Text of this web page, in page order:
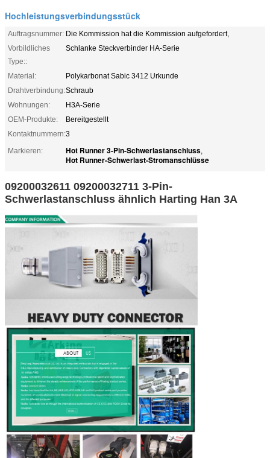
Hochleistungsverbindungsstück
Auftragsnummer: Die Kommission hat die Kommission aufgefordert,
Vorbildliches
Type::
Schlanke Steckverbinder HA-Serie
Material:
Polykarbonat Sabic 3412 Urkunde
Drahtverbindung:Schraub
Wohnungen:
H3A-Serie
OEM-Produkte:
Bereitgestellt
Kontaktnummern:3
Markieren:
Hot Runner 3-Pin-Schwerlastanschluss,
Hot Runner-Schwerlast-Stromanschlüsse
09200032611 09200032711 3-Pin-
Schwerlastanschluss ähnlich Harting Han 3A